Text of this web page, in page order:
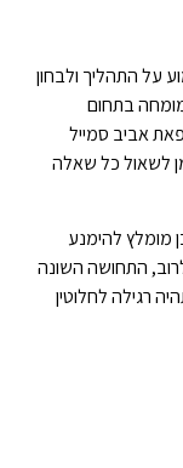
על התהליך ולבחון
בתחום
אביב סמייל
לשאול כל שאלה
מומלץ להימנע
התחושה השונה
רגילה לחלוטין